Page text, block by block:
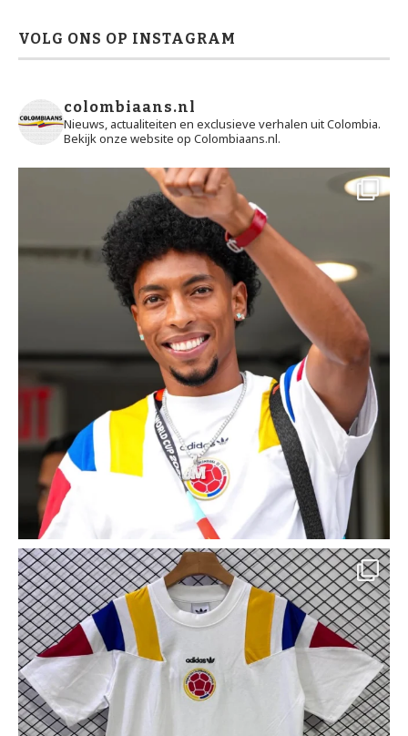
VOLG ONS OP INSTAGRAM
colombiaans.nl
Nieuws, actualiteiten en exclusieve verhalen uit Colombia.
Bekijk onze website op Colombiaans.nl.